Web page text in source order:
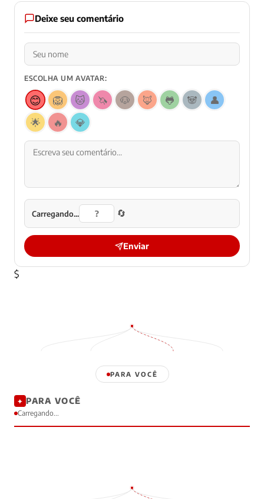
Deixe seu comentário
ESCOLHA UM AVATAR:
😊 🦁 🐱 🦄 🐶 🦊 🐸 🐼
👤
🌟
🔥 💎
Carregando... 🔄
Enviar
$
PARA VOCÊ
✦ PARA VOCÊ
Carregando...